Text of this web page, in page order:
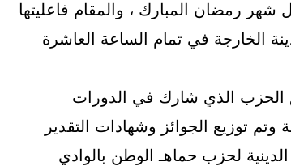
شهر رمضان المبارك ، والمقام فاعليتها
الخارجة في تمام الساعة العاشرة
الحزب الذي شارك في الدورات
توزيع الجوائز وشهادات التقدير
لحزب حماهـ الوطن بالوادي